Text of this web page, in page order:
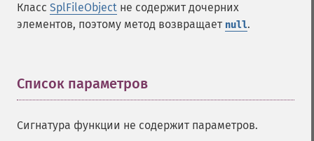
Класс SplFileObject не содержит дочерних
элементов, поэтому метод возвращает null.
Список параметров
Сигнатура функции не содержит параметров.